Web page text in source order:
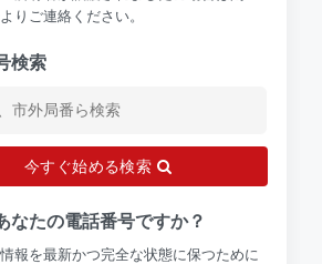
りご連絡ください。
検索
今すぐ始める検索
なたの電話番号ですか？
報を最新かつ完全な状態に保つために